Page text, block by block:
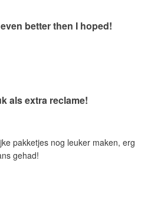
better then I hoped!
als extra reclame!
pakketjes nog leuker maken, erg
gehad!